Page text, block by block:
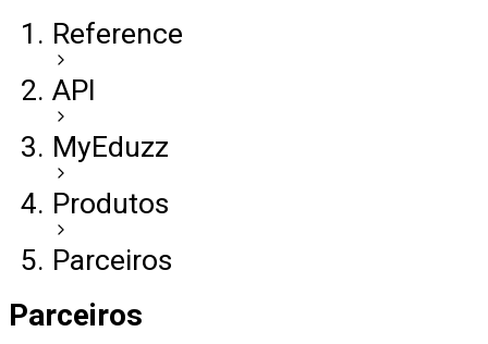
Reference
API
MyEduzz
Produtos
Parceiros
Parceiros